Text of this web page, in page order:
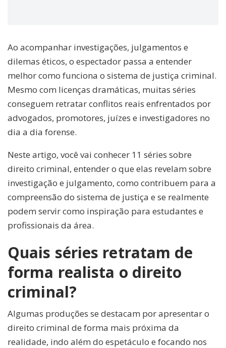
Ao acompanhar investigações, julgamentos e
dilemas éticos, o espectador passa a entender
melhor como funciona o sistema de justiça criminal.
Mesmo com licenças dramáticas, muitas séries
conseguem retratar conflitos reais enfrentados por
advogados, promotores, juízes e investigadores no
dia a dia forense.
Neste artigo, você vai conhecer 11 séries sobre
direito criminal, entender o que elas revelam sobre
investigação e julgamento, como contribuem para a
compreensão do sistema de justiça e se realmente
podem servir como inspiração para estudantes e
profissionais da área.
Quais séries retratam de
forma realista o direito
criminal?
Algumas produções se destacam por apresentar o
direito criminal de forma mais próxima da
realidade, indo além do espetáculo e focando nos